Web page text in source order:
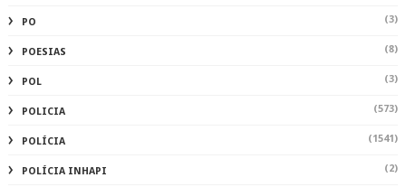
PO (3)
POESIAS (8)
POL (3)
POLICIA (573)
POLÍCIA (1541)
POLÍCIA INHAPI (2)